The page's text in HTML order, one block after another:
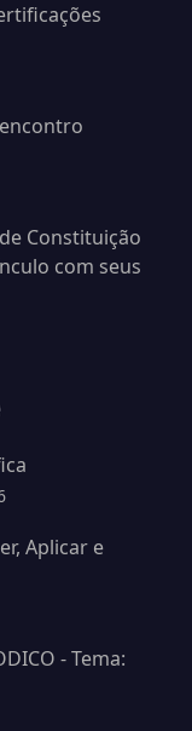
Constituição
com seus
Aplicar e
- Tema: